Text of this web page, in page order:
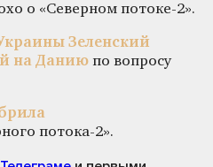
о «Северном потоке-2».
Зеленский
на Данию по вопросу
потока-2».